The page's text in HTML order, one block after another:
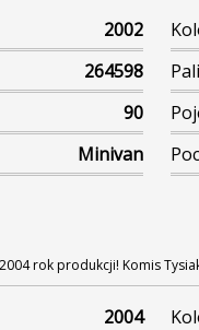
2002
264598
90
Minivan
rok produkcji! Komis
2004